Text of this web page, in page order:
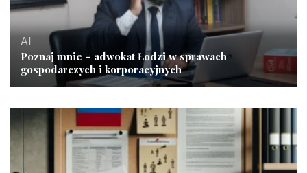
AI
Poznaj mnie – adwokat Łodzi w sprawach
gospodarczych i korporacyjnych